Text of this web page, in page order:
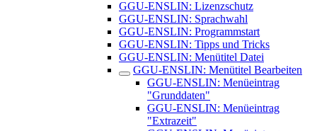
GGU-ENSLIN: Lizenzschutz
GGU-ENSLIN: Sprachwahl
GGU-ENSLIN: Programmstart
GGU-ENSLIN: Tipps und Tricks
GGU-ENSLIN: Menütitel Datei
GGU-ENSLIN: Menütitel Bearbeiten
GGU-ENSLIN: Menüeintrag
"Grunddaten"
GGU-ENSLIN: Menüeintrag
"Extrazeit"